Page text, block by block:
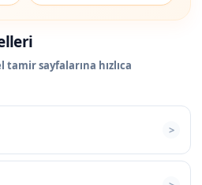
sayfalarına hızlıca